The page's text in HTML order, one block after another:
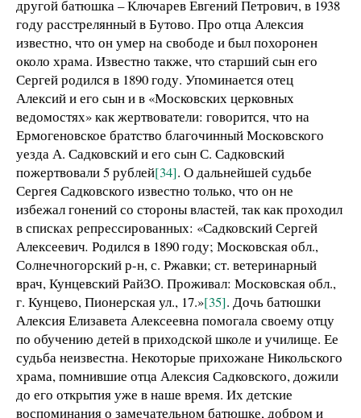
другой батюшка – Ключарев Евгений Петрович, в 1938
году расстрелянный в Бутово. Про отца Алексия
известно, что он умер на свободе и был похоронен
около храма. Известно также, что старший сын его
Сергей родился в 1890 году. Упоминается отец
Алексий и его сын и в «Московских церковных
ведомостях» как жертвователи: говорится, что на
Ермогеновское братство благочинный Московского
уезда А. Садковский и его сын С. Садковский
пожертвовали 5 рублей[34]. О дальнейшей судьбе
Сергея Садковского известно только, что он не
избежал гонений со стороны властей, так как проходил
в списках репрессированных: «Садковский Сергей
Алексеевич. Родился в 1890 году; Московская обл.,
Солнечногорский р-н, с. Ржавки; ст. ветеринарный
врач, Кунцевский РайЗО. Проживал: Московская обл.,
г. Кунцево, Пионерская ул., 17.»[35]. Дочь батюшки
Алексия Елизавета Алексеевна помогала своему отцу
по обучению детей в приходской школе и училище. Ее
судьба неизвестна. Некоторые прихожане Никольского
храма, помнившие отца Алексия Садковского, дожили
до его открытия уже в наше время. Их детские
воспоминания о замечательном батюшке, добром и